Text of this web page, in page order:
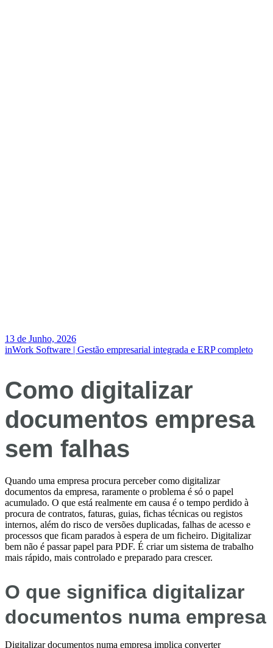
13 de Junho, 2026
inWork Software | Gestão empresarial integrada e ERP completo
Como digitalizar
documentos empresa
sem falhas
Quando uma empresa procura perceber como digitalizar
documentos da empresa, raramente o problema é só o papel
acumulado. O que está realmente em causa é o tempo perdido à
procura de contratos, faturas, guias, fichas técnicas ou registos
internos, além do risco de versões duplicadas, falhas de acesso e
processos que ficam parados à espera de um ficheiro. Digitalizar
bem não é passar papel para PDF. É criar um sistema de trabalho
mais rápido, mais controlado e preparado para crescer.
O que significa digitalizar
documentos numa empresa
Digitalizar documentos numa empresa implica converter